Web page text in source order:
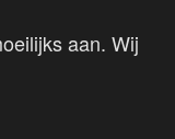
aan. Wij